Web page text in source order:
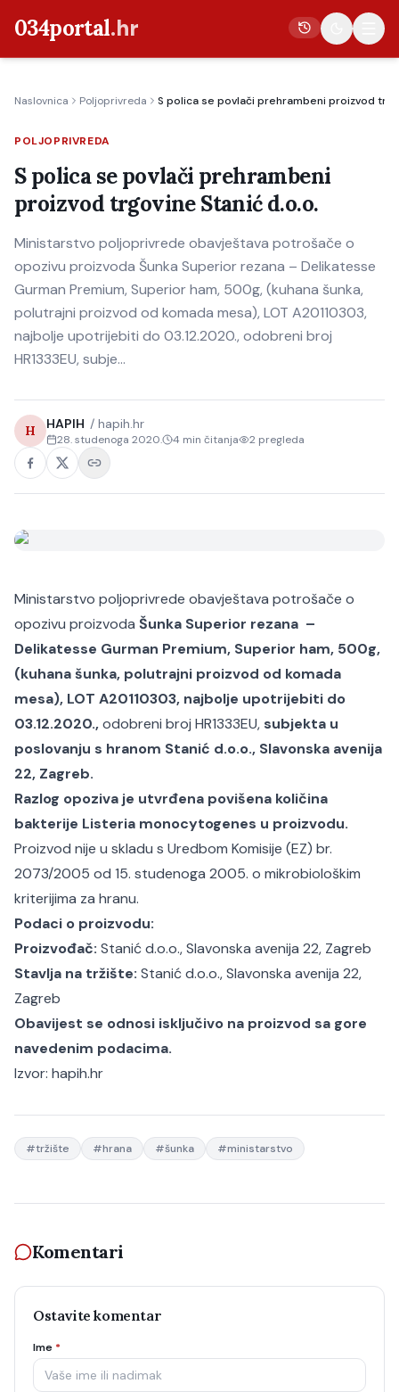
034portal.hr
Crna kronika
Poljoprivreda
Politika
Gospodarstvo
Život
Kultura
Sport
Naslovnica Poljoprivreda S polica se povlači prehrambeni proizvod
POLJOPRIVREDA
S polica se povlači prehrambeni
proizvod trgovine Stanić d.o.o.
Ministarstvo poljoprivrede obavještava potrošače o
opozivu proizvoda Šunka Superior rezana – Delikatesse
Gurman Premium, Superior ham, 500g, (kuhana šunka,
polutrajni proizvod od komada mesa), LOT A20110303,
najbolje upotrijebiti do 03.12.2020., odobreni broj
HR1333EU, subje…
H HAPIH / hapih.hr
28. studenoga 2020. 4 min čitanja 2 pregleda
Ministarstvo poljoprivrede obavještava potrošače o
opozivu proizvoda Šunka Superior rezana –
Delikatesse Gurman Premium, Superior ham, 500g,
(kuhana šunka, polutrajni proizvod od komada
mesa), LOT A20110303, najbolje upotrijebiti do
03.12.2020.,odobreni broj HR1333EU, subjekta u
poslovanju s hranom Stanić d.o.o., Slavonska avenija
22, Zagreb.
Razlog opoziva je utvrđena povišena količina
bakterije Listeria monocytogenes u proizvodu.
Proizvod nije u skladu s Uredbom Komisije (EZ) br.
2073/2005 od 15. studenoga 2005. o mikrobiološkim
kriterijima za hranu.
Podaci o proizvodu:
Proizvođač: Stanić d.o.o., Slavonska avenija 22, Zagreb
Stavlja na tržište: Stanić d.o.o., Slavonska avenija 22,
Zagreb
Obavijest se odnosi isključivo na proizvod sa gore
navedenim podacima.
Izvor: hapih.hr
#tržište #hrana #šunka #ministarstvo
Komentari
Ostavite komentar
Ime *